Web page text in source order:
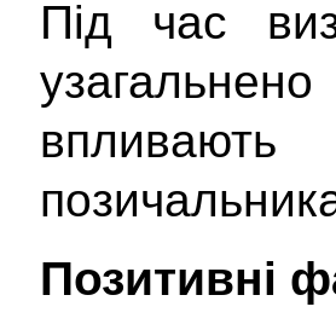
Під час
впливають
Позитивні